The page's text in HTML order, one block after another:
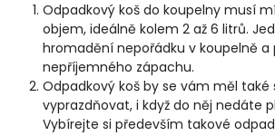
Odpadkový koš do koupelny musí
objem, ideálně kolem 2 až 6 litrů.
hromadění nepořádku v koupelně a
nepříjemného zápachu.
Odpadkový koš by se vám měl také
vyprazdňovat, i když do něj nedáte
Vybírejte si především takové